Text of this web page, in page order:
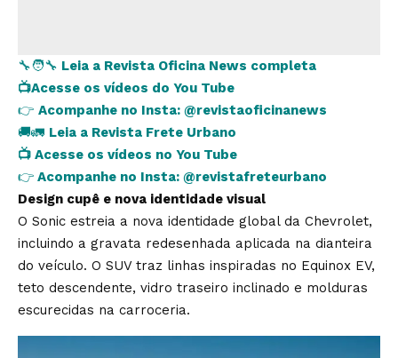
🔧🧑‍🔧 Leia a Revista Oficina News completa
📺Acesse os vídeos do You Tube
👉 Acompanhe no Insta: @revistaoficinanews
🚚🚛 Leia a Revista Frete Urbano
📺 Acesse os vídeos no You Tube
👉 Acompanhe no Insta: @revistafreteurbano
Design cupê e nova identidade visual
O Sonic estreia a nova identidade global da Chevrolet,
incluindo a gravata redesenhada aplicada na dianteira
do veículo. O SUV traz linhas inspiradas no Equinox EV,
teto descendente, vidro traseiro inclinado e molduras
escurecidas na carroceria.